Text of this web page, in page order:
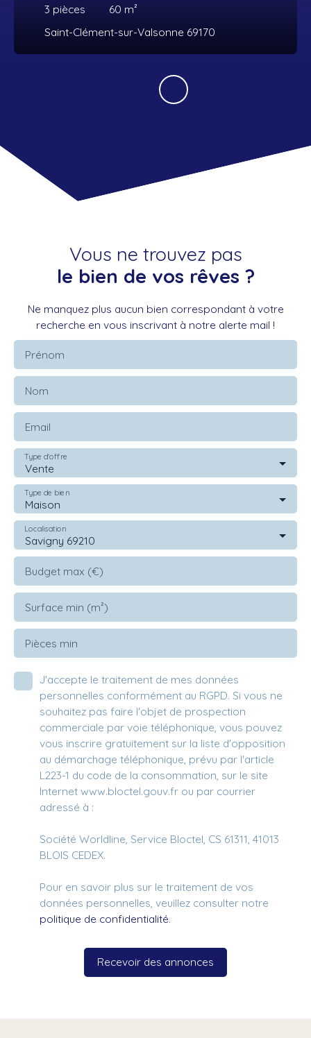
3 pièces 60 m²
Saint-Clément-sur-Valsonne 69170
Vous ne trouvez pas
le bien de vos rêves ?
Ne manquez plus aucun bien correspondant à votre
recherche en vous inscrivant à notre alerte mail !
Prénom
Nom
Email
Vente
Type d'offre
Maison
Type de bien
Savigny 69210
Localisation
Budget max (€)
Surface min (m²)
Pièces min
J'accepte le traitement de mes données
personnelles conformément au RGPD. Si vous ne
souhaitez pas faire l'objet de prospection
commerciale par voie téléphonique, vous pouvez
vous inscrire gratuitement sur la liste d'opposition
au démarchage téléphonique, prévu par l'article
L223-1 du code de la consommation, sur le site
Internet www.bloctel.gouv.fr ou par courrier
adressé à :
Société Worldline, Service Bloctel, CS 61311, 41013
BLOIS CEDEX.
Pour en savoir plus sur le traitement de vos
données personnelles, veuillez consulter notre
politique de confidentialité.
Recevoir des annonces